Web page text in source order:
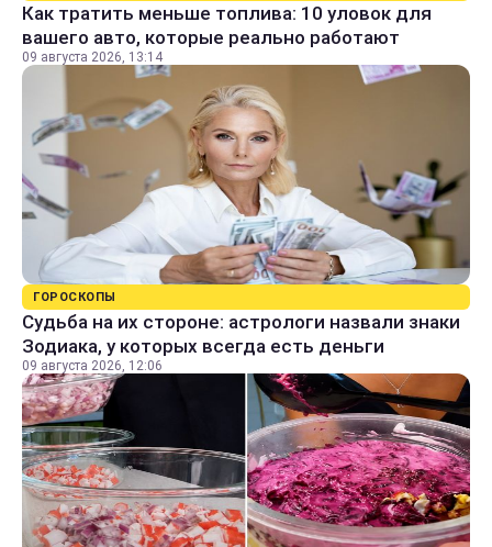
Как тратить меньше топлива: 10 уловок для
вашего авто, которые реально работают
09 августа 2026, 13:14
ГОРОСКОПЫ
Судьба на их стороне: астрологи назвали знаки
Зодиака, у которых всегда есть деньги
09 августа 2026, 12:06